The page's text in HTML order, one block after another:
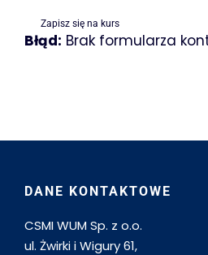
Zapisz się na kurs
Błąd: Brak formularza
DANE KONTAKTOWE
CSMI WUM Sp. z o.o.
ul. Żwirki i Wigury 61,